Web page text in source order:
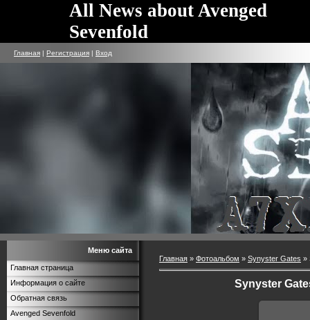
All News about Avenged
Sevenfold
Главная | Регистрация | Вход
Меню сайта
Главная страница
Информация о сайте
Обратная связь
Avenged Sevenfold
Главная » Фотоальбом » Synyster Gates »
Synyster